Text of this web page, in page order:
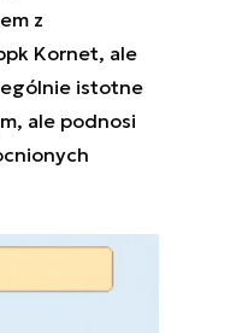
z
Kornet, ale
istotne
ale podnosi